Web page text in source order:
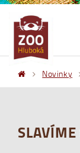
Novinky